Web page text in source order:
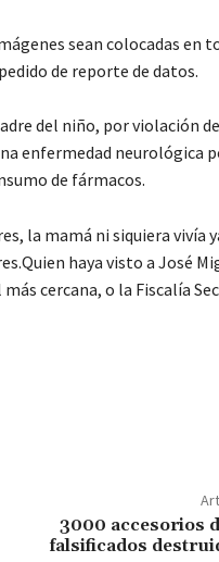
sean colocadas en
de reporte de datos.
del niño, por violación
enfermedad neurológica
de fármacos.
la mamá ni siquiera vivía
haya visto a José
cercana, o la Fiscalía
3000 accesorios
falsificados